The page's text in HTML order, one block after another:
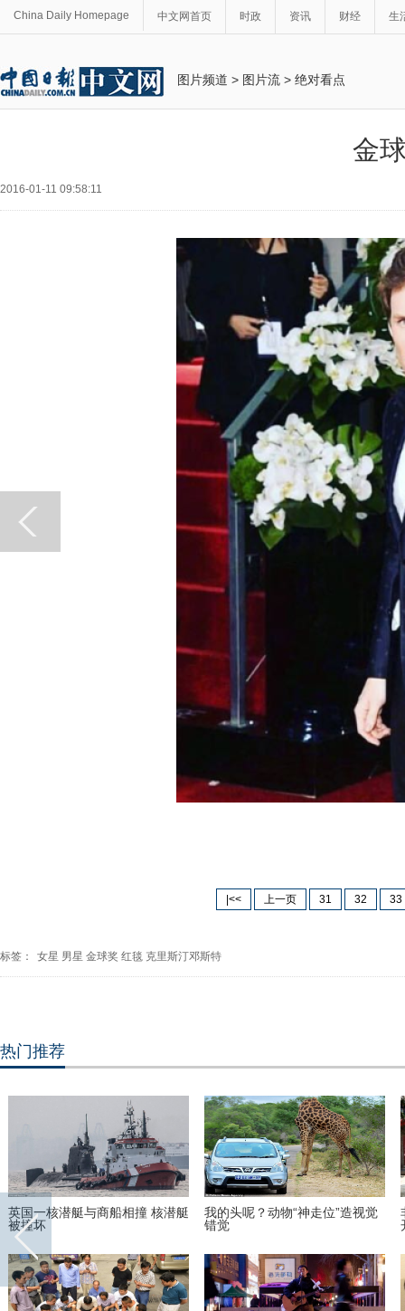
China Daily Homepage 中文网首页 时政 资讯 财经 生
图片频道 > 图片流 > 绝对看点
金
2016-01-11 09:58:11
|<< 上一页 31 32 33
标签： 女星 男星 金球奖 红毯 克里斯汀邓斯特
热门推荐
英国一核潜艇与商船相撞 核潜艇
被撞坏
我的头呢？动物“神走位”造视觉
错觉